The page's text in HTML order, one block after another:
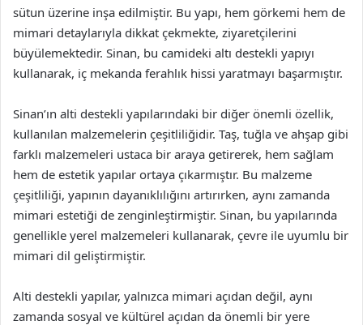
sütun üzerine inşa edilmiştir. Bu yapı, hem görkemi hem de
mimari detaylarıyla dikkat çekmekte, ziyaretçilerini
büyülemektedir. Sinan, bu camideki altı destekli yapıyı
kullanarak, iç mekanda ferahlık hissi yaratmayı başarmıştır.
Sinan’ın alti destekli yapılarındaki bir diğer önemli özellik,
kullanılan malzemelerin çeşitliliğidir. Taş, tuğla ve ahşap gibi
farklı malzemeleri ustaca bir araya getirerek, hem sağlam
hem de estetik yapılar ortaya çıkarmıştır. Bu malzeme
çeşitliliği, yapının dayanıklılığını artırırken, aynı zamanda
mimari estetiği de zenginleştirmiştir. Sinan, bu yapılarında
genellikle yerel malzemeleri kullanarak, çevre ile uyumlu bir
mimari dil geliştirmiştir.
Alti destekli yapılar, yalnızca mimari açıdan değil, aynı
zamanda sosyal ve kültürel açıdan da önemli bir yere